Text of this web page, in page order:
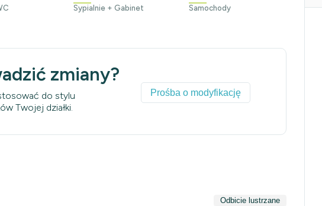
Sypialnie + Gabinet Samochody
zmiany?
do stylu
Twojej działki.
Prośba o modyfikację
Odbicie lustrzane